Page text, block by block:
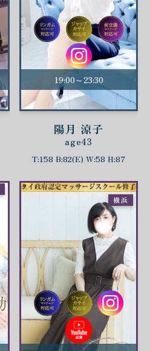
19:00～23:30
陽月 涼子
age43
T:158 B:82(E) W:58 H:87
横浜